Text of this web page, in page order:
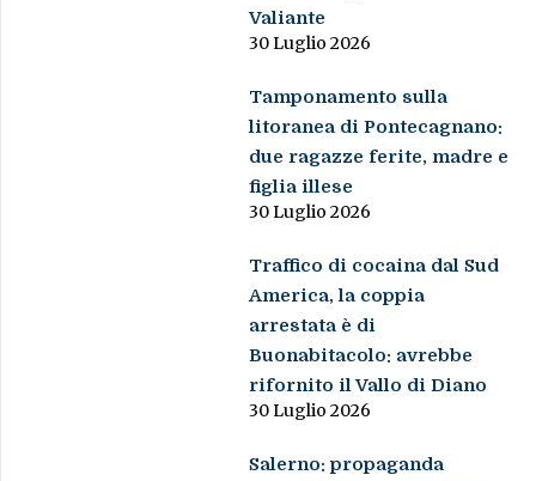
Valiante
30 Luglio 2026
Tamponamento sulla
litoranea di Pontecagnano:
due ragazze ferite, madre e
figlia illese
30 Luglio 2026
Traffico di cocaina dal Sud
America, la coppia
arrestata è di
Buonabitacolo: avrebbe
rifornito il Vallo di Diano
30 Luglio 2026
Salerno: propaganda